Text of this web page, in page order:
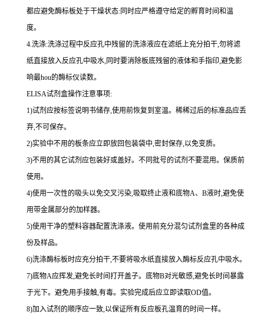
都应避免酶标板处于干燥状态: 同时应严格遵守给定的孵育时间和温
度。
4.洗涤:洗涤过程中反应孔中残留的洗涤液应在滤纸上充分拍干,勿将滤
纸直接放入反应孔中吸水,同时要消除板底残留的液体和手指印,避免影
响最hou的酶标仪读数。
ELISA试剂盒操作注意事项:
1)试剂应按标签说明书储存,使用前恢复到室温。稀稀过后的标准品应丢
弃,不可保存。
2)实验中不用的板条应立即放回包装袋中,密封保存,以免变质。
3)不用的其它试剂应包装好或盖好。不同批号的试剂不要混用。保质前
使用。
4)使用一次性的吸头以免交叉污染,吸取终止液和底物A、 B液时,避免使
用带金属部分的加样器。
5)使用干净的塑料容器配置洗涤液。使用前充分混匀试剂盒里的各种成
份及样品。
6)洗涤酶标板时应充分拍干,不要将吸水纸直接放入酶标反应孔中吸水。
7)底物A应挥发,避免长时间打开盖子。底物B对光敏感,避免长时间暴露
于光下。避免用手接触,有毒。实验完成后应立即读取OD值。
8)加入试剂的顺序应一致,以保证所有反应板孔温育的时间一样。